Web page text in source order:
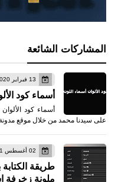
المشاركات الشائعة
13 فبراير 2020
أسماء كود
أسماء كود
على سيدنا محمد من خلال موقع
02 أغسطس 2021
طريقة
ملونة زخرفة